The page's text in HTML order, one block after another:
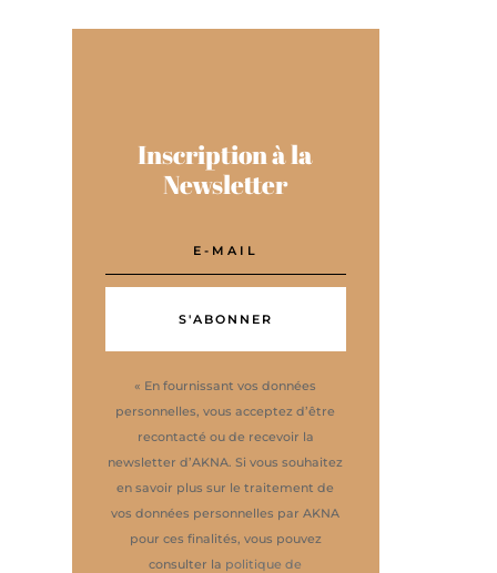
Inscription à la
Newsletter
S'ABONNER
« En fournissant vos données
personnelles, vous acceptez d’être
recontacté ou de recevoir la
newsletter d’AKNA. Si vous souhaitez
en savoir plus sur le traitement de
vos données personnelles par AKNA
pour ces finalités, vous pouvez
consulter la politique de